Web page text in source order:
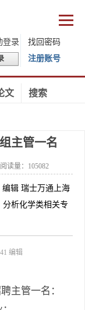
登录
找回密码
注册账号
文 搜索
主管一名
阅读量： 105082
编辑 瑞士万通上海
析化学类相关专
编辑
主管一名：